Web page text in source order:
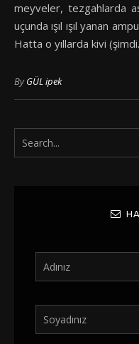
meyveler, tezgahlarda
uçunda ışıl ışıl yanan
Hatta o yıllarda kivi
ByGÜL ipek